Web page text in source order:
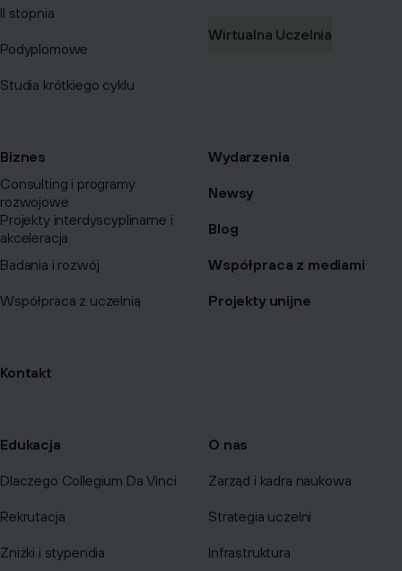
II stopnia
Podyplomowe
Studia krótkiego cyklu
Wirtualna Uczelnia
Biznes
Consulting i programy
rozwojowe
Projekty interdyscyplinarne i
akceleracja
Badania i rozwój
Współpraca z uczelnią
Kontakt
Wydarzenia
Newsy
Blog
Współpraca z mediami
Projekty unijne
Edukacja
Dlaczego Collegium Da Vinci
Rekrutacja
Zniżki i stypendia
O nas
Zarząd i kadra naukowa
Strategia uczelni
Infrastruktura